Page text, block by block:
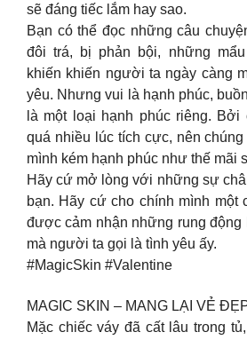
sẽ đáng tiếc lắm hay sao.
Bạn có thể đọc những câu
đôi trá, bị phản bội, những
khiến khiến người ta ngày càng
yêu. Nhưng vui là hạnh phúc,
là một loại hạnh phúc riêng. Bởi
quá nhiều lúc tích cực, nên
mình kém hạnh phúc như thế mãi
Hãy cứ mở lòng với những sự
bạn. Hãy cứ cho chính mình
được cảm nhận những rung động
mà người ta gọi là tình yêu ấy.
#MagicSkin #Valentine
MAGIC SKIN – MANG LẠI VẺ
Mặc chiếc váy đã cất lâu trong